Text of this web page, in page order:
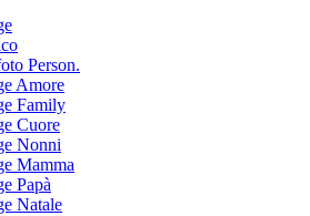
Person.
Amore
Family
Cuore
Nonni
Mamma
Papà
Natale